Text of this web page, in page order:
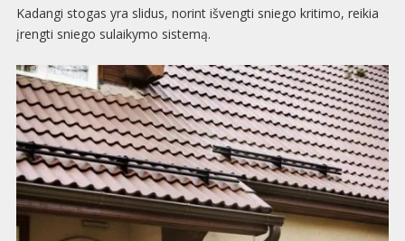
Kadangi stogas yra slidus, norint išvengti sniego kritimo, reikia
įrengti sniego sulaikymo sistemą.